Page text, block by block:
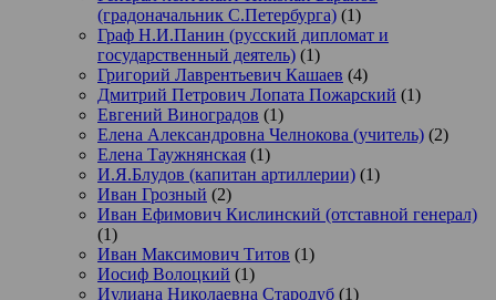
(градоначальник С.Петербурга) (1)
Граф Н.И.Панин (русский дипломат и
государственный деятель) (1)
Григорий Лаврентьевич Кашаев (4)
Дмитрий Петрович Лопата Пожарский (1)
Евгений Виноградов (1)
Елена Александровна Челнокова (учитель) (2)
Елена Таужнянская (1)
И.Я.Блудов (капитан артиллерии) (1)
Иван Грозный (2)
Иван Ефимович Кислинский (отставной генерал)
(1)
Иван Максимович Титов (1)
Иосиф Волоцкий (1)
Иулиана Николаевна Стародуб (1)